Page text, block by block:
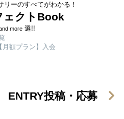
ーのすべてがわかる！
ェクトBook
more選!!
月額プラン】入会
ENTRY投稿・応募